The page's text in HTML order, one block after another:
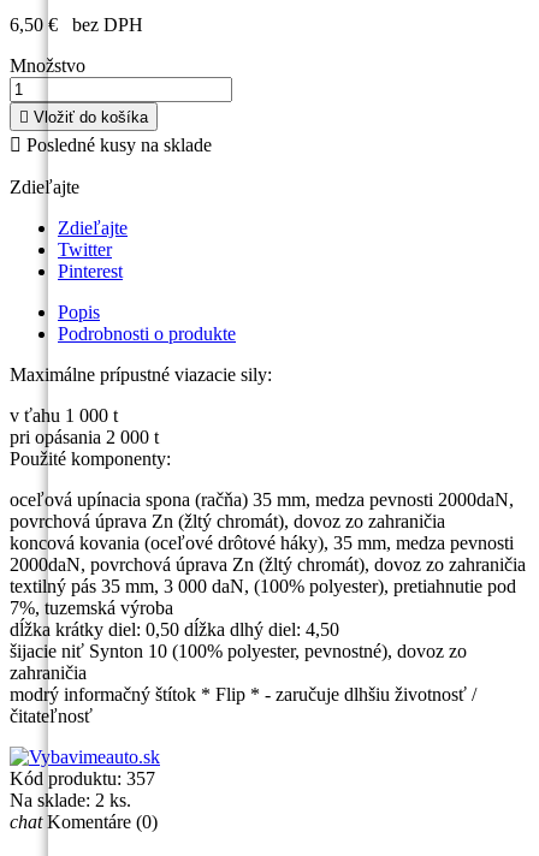
6,50 €
bez DPH
Množstvo
 Vložiť do košíka
 Posledné kusy na sklade
Zdieľajte
Zdieľajte
Twitter
Pinterest
Popis
Podrobnosti o produkte
Maximálne prípustné viazacie sily:
v ťahu 1 000 t
pri opásania 2 000 t
Použité komponenty:
oceľová upínacia spona (račňa) 35 mm, medza pevnosti 2000daN,
povrchová úprava Zn (žltý chromát), dovoz zo zahraničia
koncová kovania (oceľové drôtové háky), 35 mm, medza pevnosti
2000daN, povrchová úprava Zn (žltý chromát), dovoz zo zahraničia
textilný pás 35 mm, 3 000 daN, (100% polyester), pretiahnutie pod
7%, tuzemská výroba
dĺžka krátky diel: 0,50 dĺžka dlhý diel: 4,50
šijacie niť Synton 10 (100% polyester, pevnostné), dovoz zo
zahraničia
modrý informačný štítok * Flip * - zaručuje dlhšiu životnosť /
čitateľnosť
Kód produktu: 357
Na sklade: 2 ks.
chatKomentáre (0)